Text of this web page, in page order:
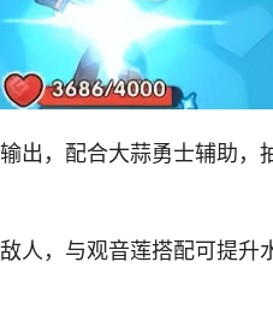
出，配合大蒜勇士辅助，
人，与观音莲搭配可提升